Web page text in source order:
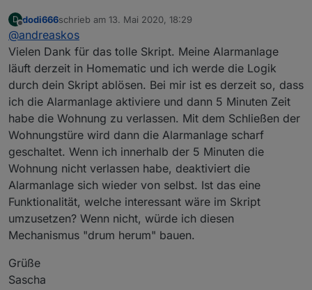
D
Offline
dodi666schrieb am 13. Mai 2020, 18:29
zuletzt editiert von
@andreaskos
Vielen Dank für das tolle Skript. Meine Alarmanlage
läuft derzeit in Homematic und ich werde die Logik
durch dein Skript ablösen. Bei mir ist es derzeit so, dass
ich die Alarmanlage aktiviere und dann 5 Minuten Zeit
habe die Wohnung zu verlassen. Mit dem Schließen der
Wohnungstüre wird dann die Alarmanlage scharf
geschaltet. Wenn ich innerhalb der 5 Minuten die
Wohnung nicht verlassen habe, deaktiviert die
Alarmanlage sich wieder von selbst. Ist das eine
Funktionalität, welche interessant wäre im Skript
umzusetzen? Wenn nicht, würde ich diesen
Mechanismus "drum herum" bauen.
Grüße
Sascha